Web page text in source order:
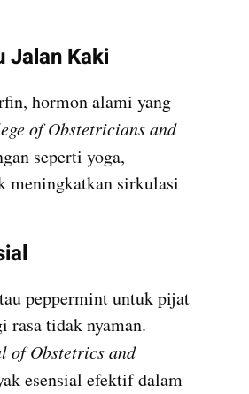
Jalan Kaki
hormon alami yang
of Obstetricians and
seperti yoga,
meningkatkan sirkulasi
peppermint untuk pijat
rasa tidak nyaman.
of Obstetrics and
esensial efektif dalam